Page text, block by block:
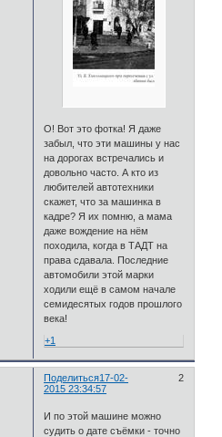
О! Вот это фотка! Я даже
забыл, что эти машины у нас
на дорогах встречались и
довольно часто. А кто из
любителей автотехники
скажет, что за машинка в
кадре? Я их помню, а мама
даже вождение на нём
походила, когда в ТАДТ на
права сдавала. Последние
автомобили этой марки
ходили ещё в самом начале
семидесятых годов прошлого
века!
+1
Поделиться 2
17-02-
2015 23:34:57
И по этой машине можно
судить о дате съёмки - точно